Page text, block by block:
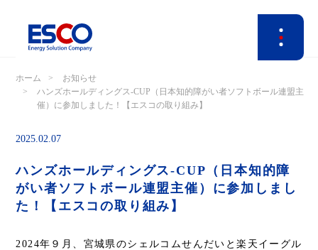
ホーム
お知らせ
ハンズホールディングス-CUP（日本知的障がい者ソフトボール連盟主
催）に参加しました！【エスコの取り組み】
2025.02.07
ハンズホールディングス-CUP（日本知的障
がい者ソフトボール連盟主催）に参加しまし
た！【エスコの取り組み】
2024年９月、宮城県のシェルコムせんだいと楽天イーグル